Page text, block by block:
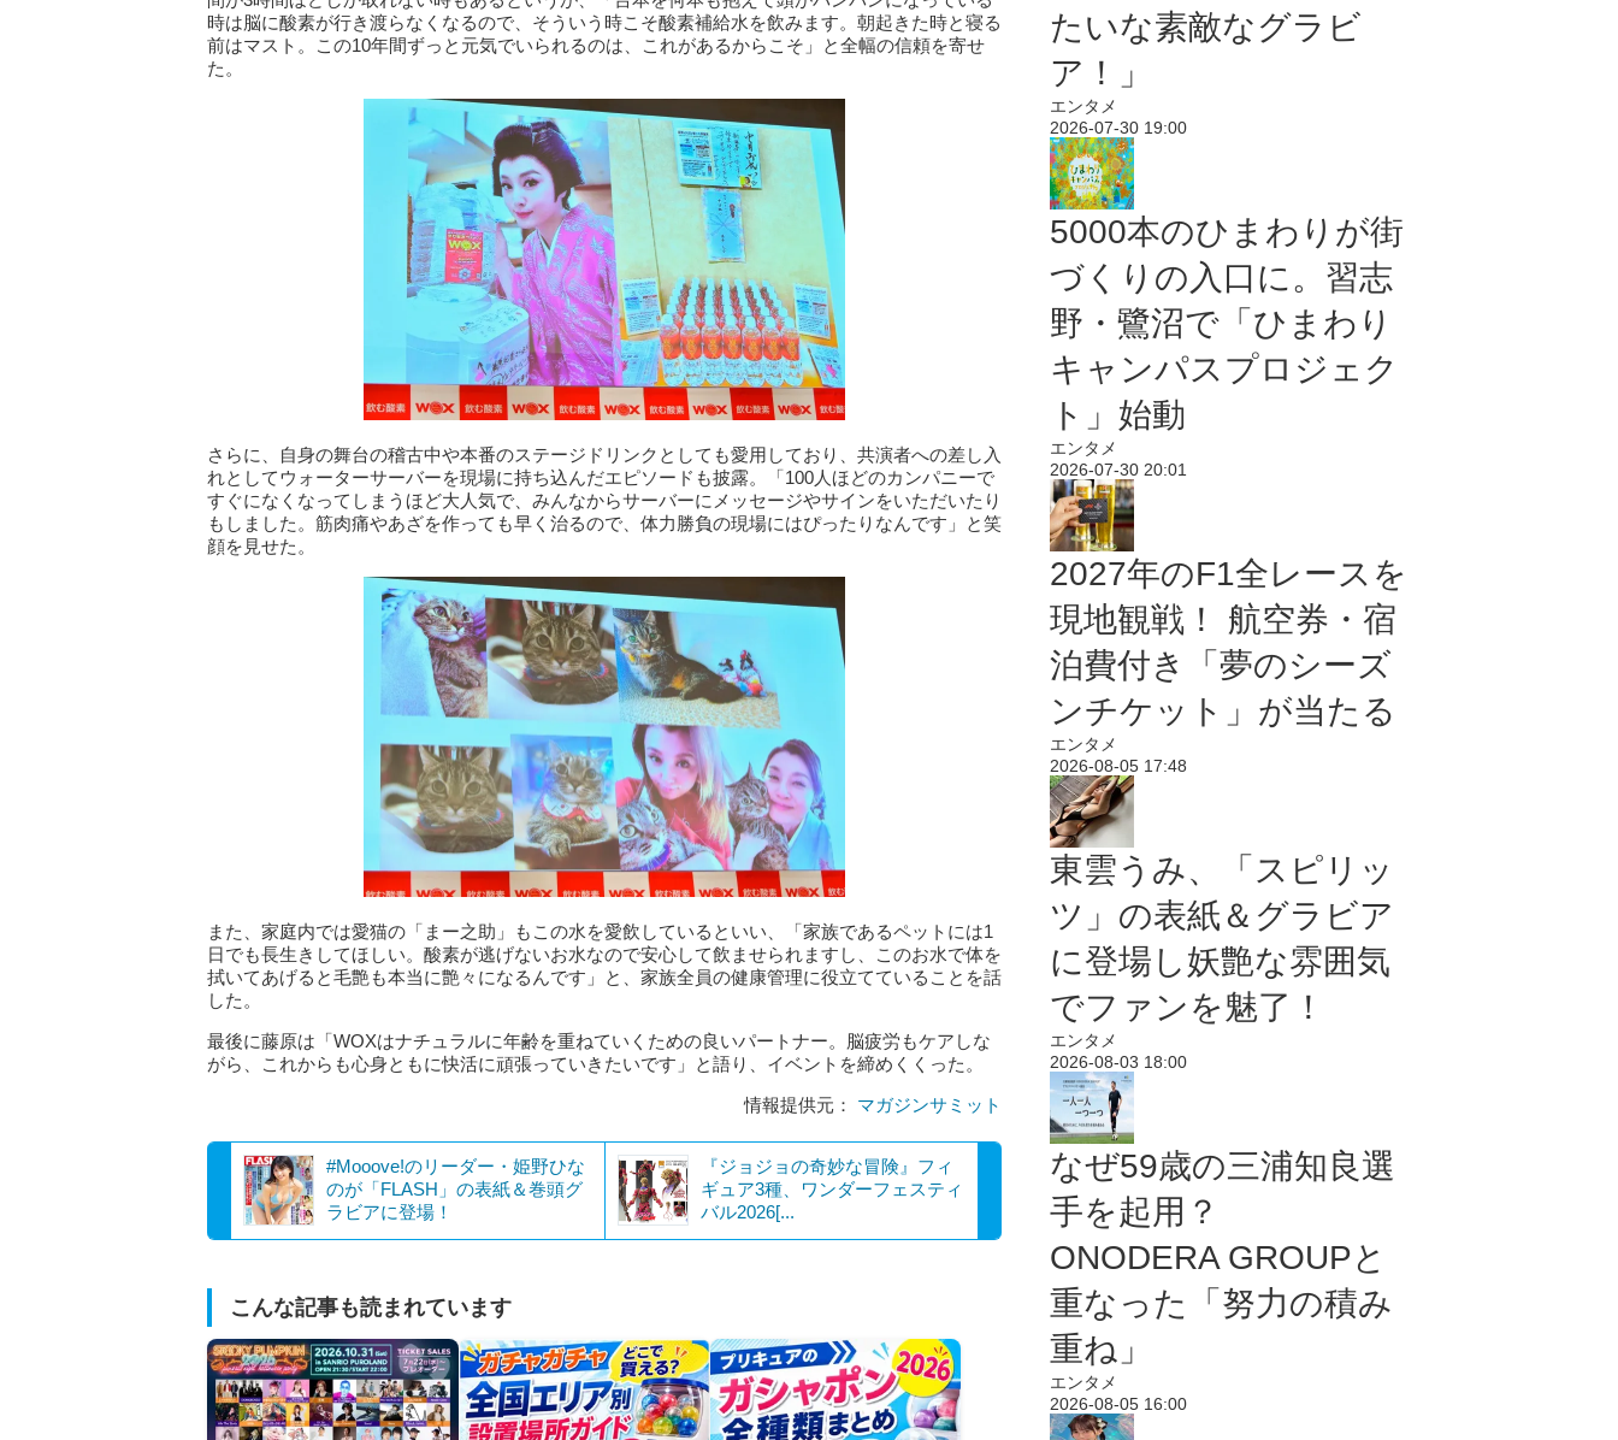
時は脳に酸素が行き渡らなくなるので、そういう時こそ酸素補給水を飲みます。朝起きた時と寝る
前はマスト。この10年間ずっと元気でいられるのは、これがあるからこそ」と全幅の信頼を寄せ
た。
さらに、自身の舞台の稽古中や本番のステージドリンクとしても愛用しており、共演者への差し入
れとしてウォーターサーバーを現場に持ち込んだエピソードも披露。「100人ほどのカンパニーで
すぐになくなってしまうほど大人気で、みんなからサーバーにメッセージやサインをいただいたり
もしました。筋肉痛やあざを作っても早く治るので、体力勝負の現場にはぴったりなんです」と笑
顔を見せた。
また、家庭内では愛猫の「まー之助」もこの水を愛飲しているといい、「家族であるペットには1
日でも長生きしてほしい。酸素が逃げないお水なので安心して飲ませられますし、このお水で体を
拭いてあげると毛艶も本当に艶々になるんです」と、家族全員の健康管理に役立てていることを話
した。
最後に藤原は「WOXはナチュラルに年齢を重ねていくための良いパートナー。脳疲労もケアしな
がら、これからも心身ともに快活に頑張っていきたいです」と語り、イベントを締めくくった。
情報提供元： マガジンサミット
#Mooove!のリーダー・姫野ひな
のが「FLASH」の表紙＆巻頭グ
ラビアに登場！
『ジョジョの奇妙な冒険』フィ
ギュア3種、ワンダーフェスティ
バル2026[...
こんな記事も読まれています
たいな素敵なグラビ
ア！」
エンタメ
2026-07-30 19:00
5000本のひまわりが街
づくりの入口に。習志
野・鷺沼で「ひまわり
キャンパスプロジェク
ト」始動
エンタメ
2026-07-30 20:01
2027年のF1全レースを
現地観戦！ 航空券・宿
泊費付き「夢のシーズ
ンチケット」が当たる
エンタメ
2026-08-05 17:48
東雲うみ、「スピリッ
ツ」の表紙＆グラビア
に登場し妖艶な雰囲気
でファンを魅了！
エンタメ
2026-08-03 18:00
なぜ59歳の三浦知良選
手を起用？
ONODERA GROUPと
重なった「努力の積み
重ね」
エンタメ
2026-08-05 16:00